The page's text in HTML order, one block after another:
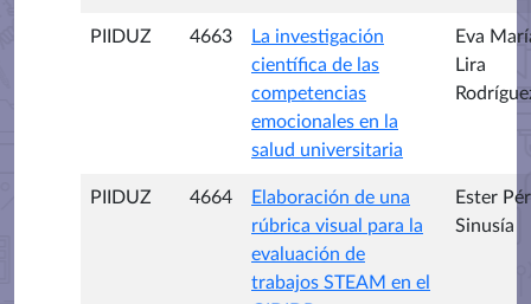
PIIDUZ 4663
La investigación
científica de las
competencias
emocionales en la
salud universitaria
Eva
Lira
PIIDUZ 4664
Elaboración de una
rúbrica visual para la
evaluación de
trabajos STEAM en el
Ester
Sinusía